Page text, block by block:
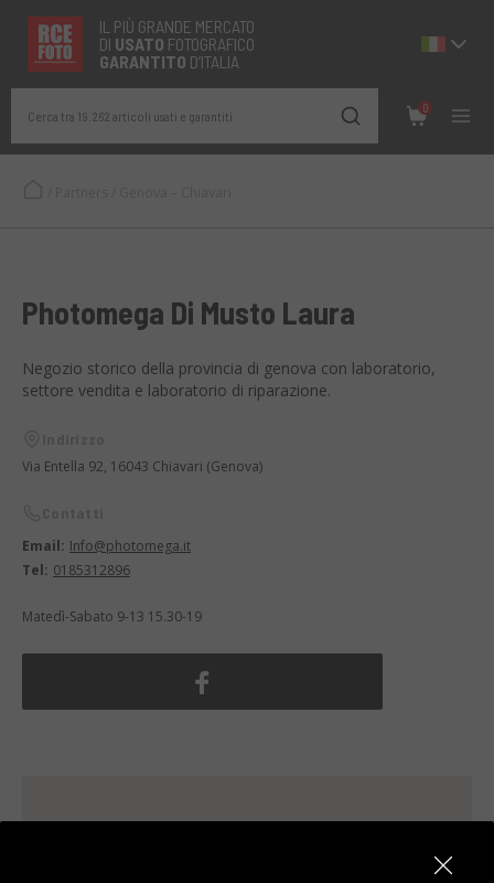
IL PIÙ GRANDE MERCATO
DI USATO FOTOGRAFICO
GARANTITO D’ITALIA
Cerca tra 19.262 articoli usati e garantiti
0
Photomega Di Musto Laura
Negozio storico della provincia di genova con laboratorio,
settore vendita e laboratorio di riparazione.
Via Entella 92, 16043 Chiavari (Genova)
Email: Info@photomega.it
Tel: 0185312896
Matedì-Sabato 9-13 15.30-19